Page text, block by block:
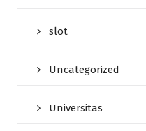
slot
Uncategorized
Universitas